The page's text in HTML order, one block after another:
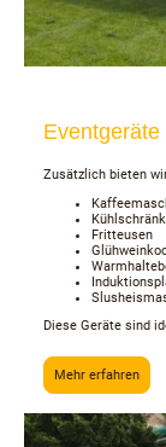
Zusätzlich bieten
Fritteusen
Diese Geräte sind
Mehr erfahren